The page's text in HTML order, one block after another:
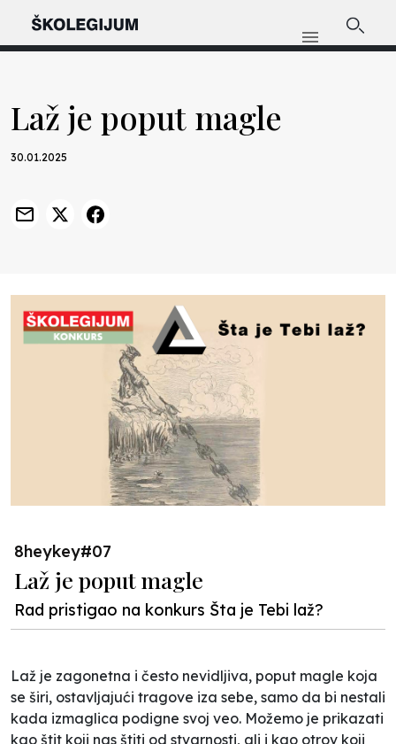
Laž je poput magle
30.01.2025
8heykey#07
Laž je poput magle
Rad pristigao na konkurs Šta je Tebi laž?
Laž je zagonetna i često nevidljiva, poput magle koja
se širi, ostavljajući tragove iza sebe, samo da bi nestali
kada izmaglica podigne svoj veo. Možemo je prikazati
kao štit koji nas štiti od stvarnosti, ali i kao otrov koji